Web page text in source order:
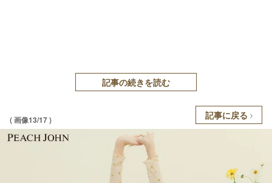
記事の続きを読む
( 画像13/17 ) 記事に戻る